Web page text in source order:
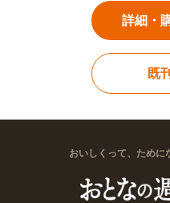
詳細・
既
おいしくって、ために